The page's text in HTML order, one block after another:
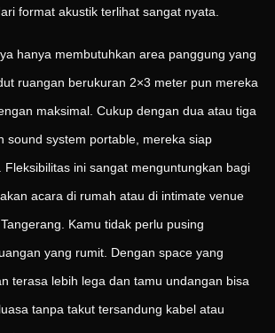
format akustik terlihat sangat nyata.
hanya membutuhkan area panggung yang
ruangan berukuran 2×3 meter pun mereka
maksimal. Cukup dengan dua atau tiga
sound system portable, mereka siap
Fleksibilitas ini sangat menguntungkan bagi
acara di rumah atau di intimate venue
Kamu tidak perlu pusing
yang rumit. Dengan space yang
terasa lebih lega dan tamu undangan bisa
tanpa takut tersandung kabel atau